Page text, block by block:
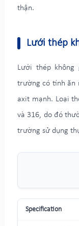
thận.
Lưới thép
Lưới thép
trường có tính ăn
axit mạnh. Loại
và 316, do đó
trường sử dụng